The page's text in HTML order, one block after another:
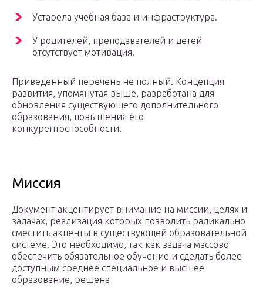
Устарела учебная база и инфраструктура.
У родителей, преподавателей и детей
отсутствует мотивация.
Приведенный перечень не полный. Концепция
развития, упомянутая выше, разработана для
обновления существующего дополнительного
образования, повышения его
конкурентоспособности.
Миссия
Документ акцентирует внимание на миссии, целях и
задачах, реализация которых позволить радикально
сместить акценты в существующей образовательной
системе. Это необходимо, так как задача массово
обеспечить обязательное обучение и сделать более
доступным среднее специальное и высшее
образование, решена